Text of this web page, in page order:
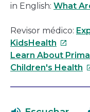
in English: What
Revisor médico:
KidsHealth Este
enlace
se
Learn About
Children's Health